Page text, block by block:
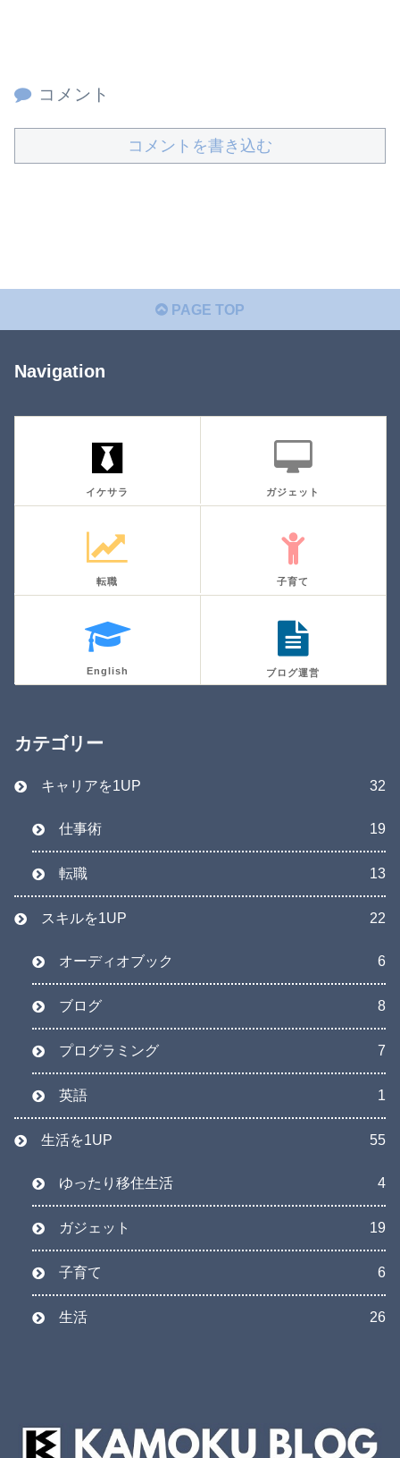
コメント
コメントを書き込む
PAGE TOP
Navigation
イケサラ ガジェット
転職 子育て
English ブログ運営
カテゴリー
キャリアを1UP 32
仕事術 19
転職 13
スキルを1UP 22
オーディオブック 6
ブログ 8
プログラミング 7
英語 1
生活を1UP 55
ゆったり移住生活 4
ガジェット 19
子育て 6
生活 26